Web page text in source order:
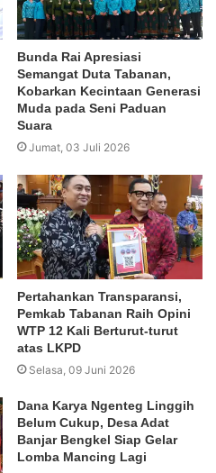
Bunda Rai Apresiasi
Semangat Duta Tabanan,
Kobarkan Kecintaan Generasi
Muda pada Seni Paduan
Suara
Jumat, 03 Juli 2026
Pertahankan Transparansi,
Pemkab Tabanan Raih Opini
WTP 12 Kali Berturut-turut
atas LKPD
Selasa, 09 Juni 2026
Dana Karya Ngenteg Linggih
Belum Cukup, Desa Adat
Banjar Bengkel Siap Gelar
Lomba Mancing Lagi